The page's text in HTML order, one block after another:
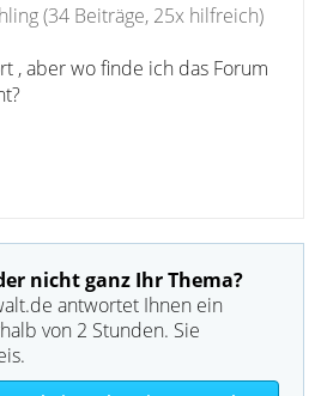
(34 Beiträge, 25x hilfreich)
, aber wo finde ich das Forum
nicht ganz Ihr Thema?
antwortet Ihnen ein
von 2 Stunden. Sie